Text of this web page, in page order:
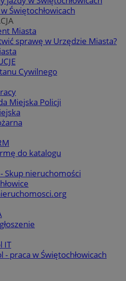
Świętochłowicach
Miasta
sprawę w Urzędzie Miasta?
Cywilnego
Miejska Policji
do katalogu
Skup nieruchomości
IT
- praca w Świętochłowicach